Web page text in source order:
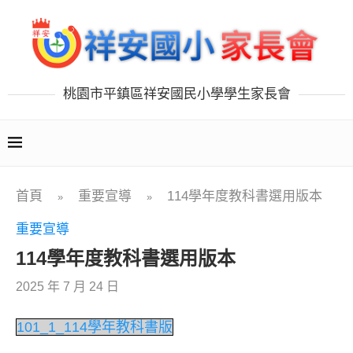
桃園市平鎮區祥安國民小學學生家長會
首頁 » 重要宣導 » 114學年度教科書選用版本
重要宣導
114學年度教科書選用版本
2025 年 7 月 24 日
101_1_114學年教科書版